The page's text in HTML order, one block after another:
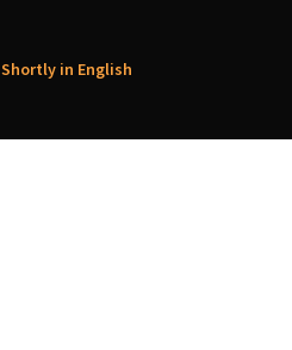
Shortly in English